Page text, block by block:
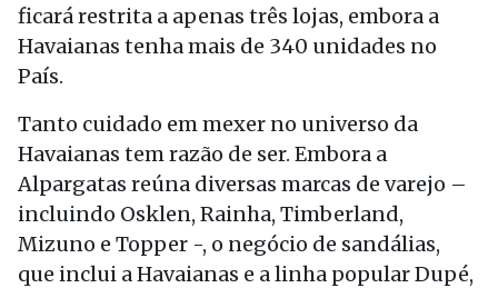
ficará restrita a apenas três lojas, embora a
Havaianas tenha mais de 340 unidades no
País.
Tanto cuidado em mexer no universo da
Havaianas tem razão de ser. Embora a
Alpargatas reúna diversas marcas de varejo –
incluindo Osklen, Rainha, Timberland,
Mizuno e Topper -, o negócio de sandálias,
que inclui a Havaianas e a linha popular Dupé,